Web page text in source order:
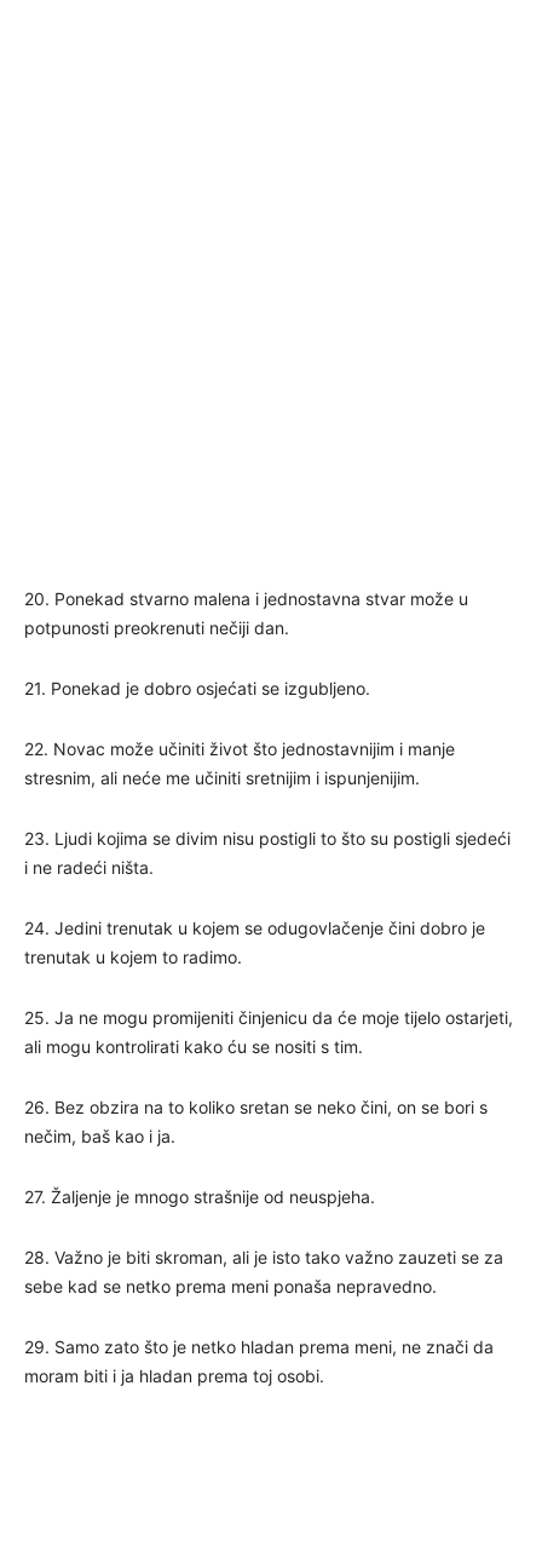
20. Ponekad stvarno malena i jednostavna stvar može u
potpunosti preokrenuti nečiji dan.
21. Ponekad je dobro osjećati se izgubljeno.
22. Novac može učiniti život što jednostavnijim i manje
stresnim, ali neće me učiniti sretnijim i ispunjenijim.
23. Ljudi kojima se divim nisu postigli to što su postigli sjedeći
i ne radeći ništa.
24. Jedini trenutak u kojem se odugovlačenje čini dobro je
trenutak u kojem to radimo.
25. Ja ne mogu promijeniti činjenicu da će moje tijelo ostarjeti,
ali mogu kontrolirati kako ću se nositi s tim.
26. Bez obzira na to koliko sretan se neko čini, on se bori s
nečim, baš kao i ja.
27. Žaljenje je mnogo strašnije od neuspjeha.
28. Važno je biti skroman, ali je isto tako važno zauzeti se za
sebe kad se netko prema meni ponaša nepravedno.
29. Samo zato što je netko hladan prema meni, ne znači da
moram biti i ja hladan prema toj osobi.